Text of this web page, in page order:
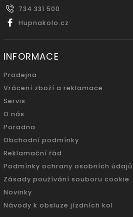
734 331 500
Hupnakolo.cz
INFORMACE
Prodejna
Vrácení zboží a reklamace
Servis
O nás
Poradna
Obchodní podmínky
Reklamační řád
Podmínky ochrany osobních údajů
Zásady používání souboru cookie
Novinky
Návody k obsluze jízdních kol